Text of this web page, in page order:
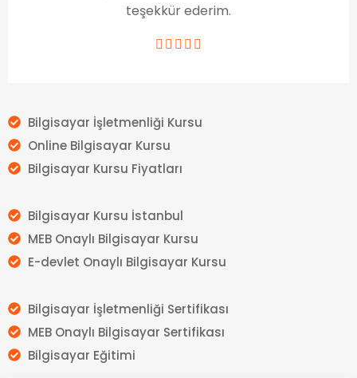
teşekkür ederim.
Bilgisayar İşletmenliği Kursu
Online Bilgisayar Kursu
Bilgisayar Kursu Fiyatları
Bilgisayar Kursu İstanbul
MEB Onaylı Bilgisayar Kursu
E-devlet Onaylı Bilgisayar Kursu
Bilgisayar İşletmenliği Sertifikası
MEB Onaylı Bilgisayar Sertifikası
Bilgisayar Eğitimi